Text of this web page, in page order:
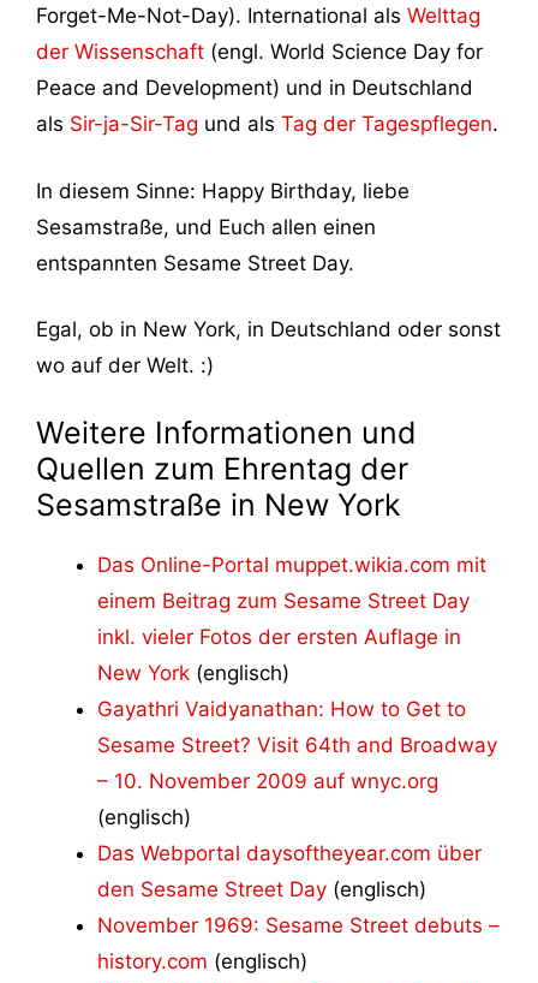
Forget-Me-Not-Day). International als Welttag
der Wissenschaft (engl. World Science Day for
Peace and Development) und in Deutschland
als Sir-ja-Sir-Tag und als Tag der Tagespflegen.
In diesem Sinne: Happy Birthday, liebe
Sesamstraße, und Euch allen einen
entspannten Sesame Street Day.
Egal, ob in New York, in Deutschland oder sonst
wo auf der Welt. :)
Weitere Informationen und
Quellen zum Ehrentag der
Sesamstraße in New York
Das Online-Portal muppet.wikia.com mit
einem Beitrag zum Sesame Street Day
inkl. vieler Fotos der ersten Auflage in
New York (englisch)
Gayathri Vaidyanathan: How to Get to
Sesame Street? Visit 64th and Broadway
– 10. November 2009 auf wnyc.org
(englisch)
Das Webportal daysoftheyear.com über
den Sesame Street Day (englisch)
November 1969: Sesame Street debuts –
history.com (englisch)